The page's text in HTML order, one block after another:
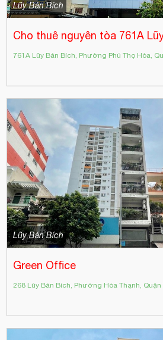
Lũy Bán Bích
Cho thuê nguyên tòa 761A
761A Lũy Bán Bích, Phường Phú Thọ Hòa,
Lũy Bán Bích
Green Office
268 Lũy Bán Bích, Phường Hòa Thạnh, Quận